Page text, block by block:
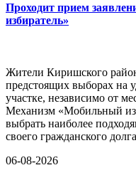
Проходит прием
избиратель»
Жители Киришского
предстоящих выборах на
участке, независимо от
Механизм «Мобильный
выбрать наиболее
своего гражданского
06-08-2026